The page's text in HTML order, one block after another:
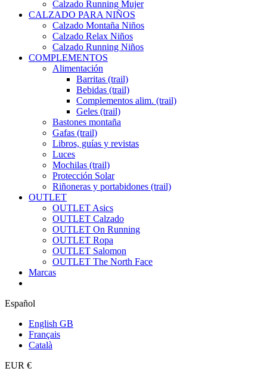
Calzado Running Mujer
CALZADO PARA NIÑOS
Calzado Montaña Niños
Calzado Relax Niños
Calzado Running Niños
COMPLEMENTOS
Alimentación
Barritas (trail)
Bebidas (trail)
Complementos alim. (trail)
Geles (trail)
Bastones montaña
Gafas (trail)
Libros, guías y revistas
Luces
Mochilas (trail)
Protección Solar
Riñoneras y portabidones (trail)
OUTLET
OUTLET Asics
OUTLET Calzado
OUTLET On Running
OUTLET Ropa
OUTLET Salomon
OUTLET The North Face
Marcas
Español
English GB
Français
Català
EUR €